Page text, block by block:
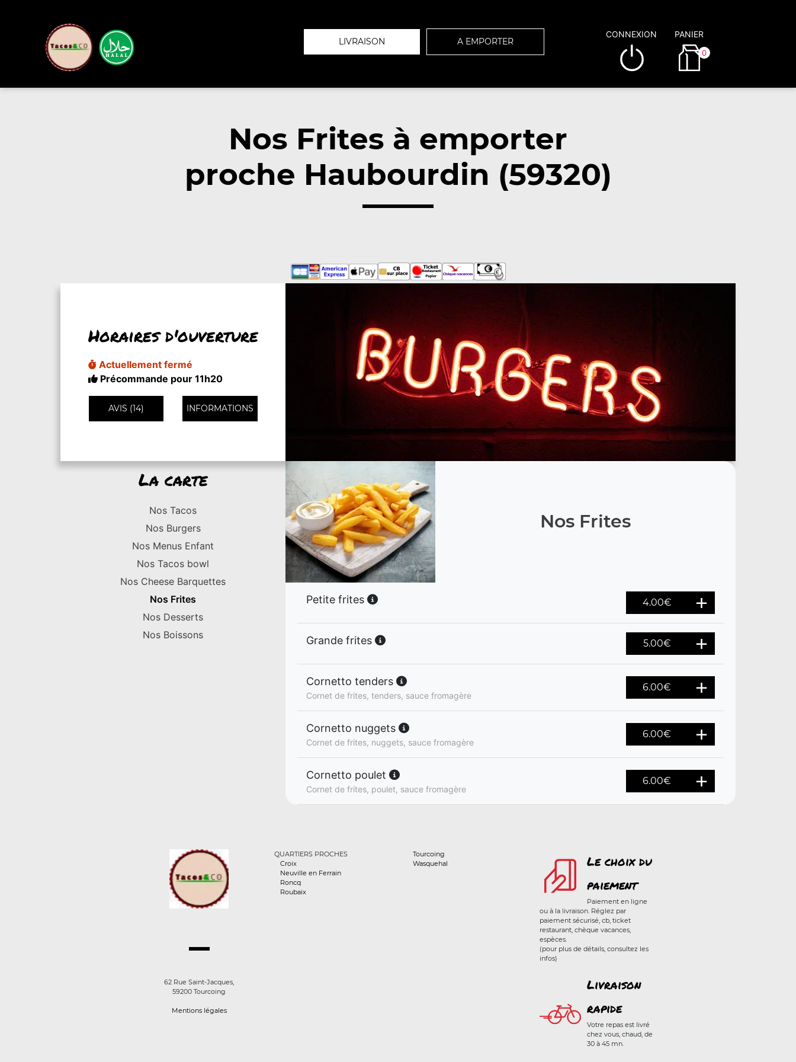
LIVRAISON A EMPORTER
CONNEXION PANIER
0
Nos Frites à emporter
proche Haubourdin (59320)
Horaires d'ouverture
Actuellement fermé
Précommande pour 11h20
AVIS (14) INFORMATIONS
La carte
Nos Tacos
Nos Burgers
Nos Menus Enfant
Nos Tacos bowl
Nos Cheese Barquettes
Nos Frites
Nos Desserts
Nos Boissons
Nos Frites
Petite frites 4.00€
Grande frites 5.00€
Cornetto tenders
Cornet de frites, tenders, sauce fromagère
6.00€
Cornetto nuggets
Cornet de frites, nuggets, sauce fromagère
6.00€
Cornetto poulet
Cornet de frites, poulet, sauce fromagère
6.00€
62 Rue Saint-Jacques,
59200 Tourcoing
Mentions légales
QUARTIERS PROCHES
Croix
Neuville en Ferrain
Roncq
Roubaix
Tourcoing
Wasquehal
Le choix du
paiement
Paiement en ligne
ou à la livraison. Réglez par
paiement sécurisé, cb, ticket
restaurant, chèque vacances,
espèces.
(pour plus de détails, consultez les
infos)
Livraison
rapide
Votre repas est livré
chez vous, chaud, de
30 à 45 mn.